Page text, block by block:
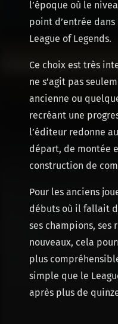
l’époque où le
point d’entrée
League of Legends.
Ce choix est très
ne s’agit pas
ancienne ou
recréant une
l’éditeur redonne
départ, de montée
construction de
Pour les anciens
débuts où il fallait
ses champions, ses
nouveaux, cela
plus
simple que le
après plus de